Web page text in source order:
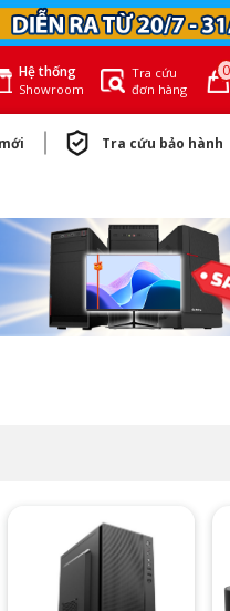
Hệ thống
Showroom
Tra cứu
đơn hàng
0
Tra cứu bảo hành